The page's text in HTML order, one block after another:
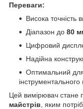
Переваги:
Висока точність
Діапазон до 80
Цифровий
Надійна
Оптимальний
Цей вимірювач стане
майстрів , яким